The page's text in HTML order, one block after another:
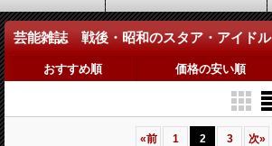
芸能雑誌 戦後・昭和のスタア・アイドル
おすすめ順 価格の安い順
«前 1 2 3 次»